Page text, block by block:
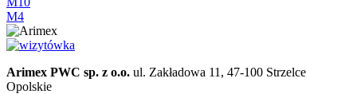
M4
Arimex PWC sp. z o.o. ul. Zakładowa 11, 47-100 Strzelce
Opolskie